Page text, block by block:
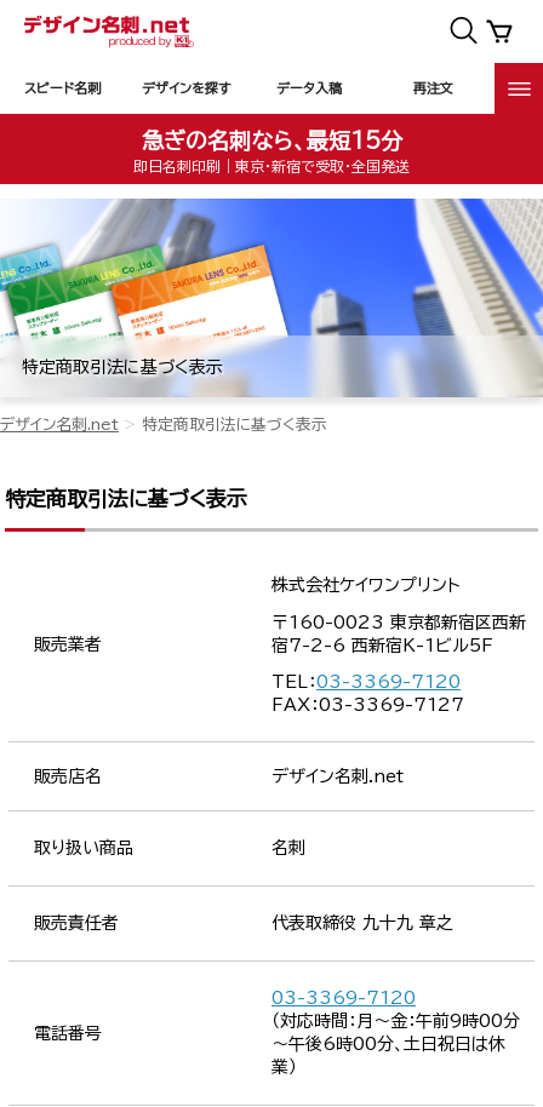
スピード名刺 デザインを探す データ入稿 再注文
急ぎの名刺なら、最短15分
即日名刺印刷｜東京・新宿で受取・全国発送
特定商取引法に基づく表示
デザイン名刺.net 特定商取引法に基づく表示
特定商取引法に基づく表示
販売業者
株式会社ケイワンプリント
〒160-0023 東京都新宿区西新
宿7-2-6 西新宿K-1ビル5F
TEL：03-3369-7120
FAX：03-3369-7127
販売店名 デザイン名刺.net
取り扱い商品 名刺
販売責任者 代表取締役 九十九 章之
電話番号
03-3369-7120
（対応時間：月～金：午前9時00分
～午後6時00分、土日祝日は休
業）